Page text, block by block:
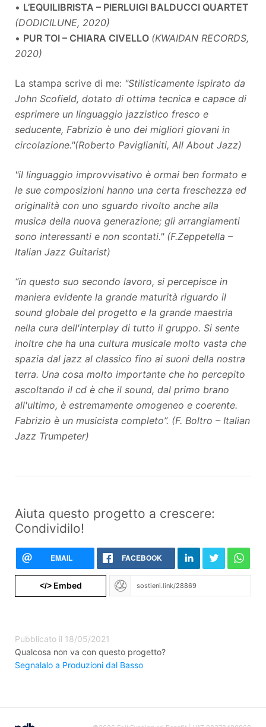
• L’EQUILIBRISTA – PIERLUIGI BALDUCCI QUARTET
(DODICILUNE, 2020)
• PUR TOI – CHIARA CIVELLO (KWAIDAN RECORDS,
2020)
La stampa scrive di me: "Stilisticamente ispirato da
John Scofield, dotato di ottima tecnica e capace di
esprimere un linguaggio jazzistico fresco e
seducente, Fabrizio è uno dei migliori giovani in
circolazione."(Roberto Paviglianiti, All About Jazz)
"il linguaggio improvvisativo è ormai ben formato e
le sue composizioni hanno una certa freschezza ed
originalità con uno sguardo rivolto anche alla
musica della nuova generazione; gli arrangiamenti
sono interessanti e non scontati." (F.Zeppetella –
Italian Jazz Guitarist)
“in questo suo secondo lavoro, si percepisce in
maniera evidente la grande maturità riguardo il
sound globale del progetto e la grande maestria
nella cura dell'interplay di tutto il gruppo. Si sente
inoltre che ha una cultura musicale molto vasta che
spazia dal jazz al classico fino ai suoni della nostra
terra. Una cosa molto importante che ho percepito
ascoltando il cd è che il sound, dal primo brano
all'ultimo, è estremamente omogeneo e coerente.
Fabrizio è un musicista completo”. (F. Boltro – Italian
Jazz Trumpeter)
Aiuta questo progetto a crescere:
Condividilo!
EMAIL FACEBOOK
</>Embed
Pubblicato il 18/05/2021
Qualcosa non va con questo progetto?
Segnalalo a Produzioni dal Basso